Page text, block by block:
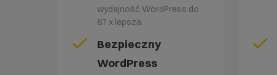
wydajność WordPress do
67 x lepsza.
Bezpieczny
WordPress